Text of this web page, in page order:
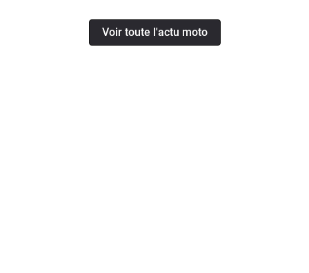
Voir toute l'actu moto